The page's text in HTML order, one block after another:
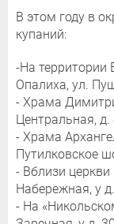
В этом году в
купаний:
-На территории
Опалиха, ул.
- Храма
Центральная, д.
- Храма
Путилковское
- Вблизи
Набережная, у
- На